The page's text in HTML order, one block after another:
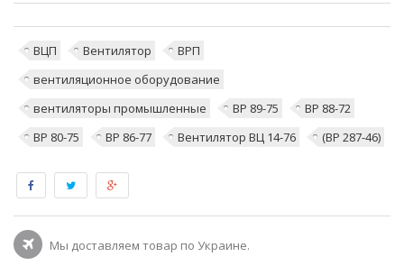
ВЦП Вентилятор
ВРП
вентиляционное оборудование
вентиляторы промышленные
ВР 89-75
ВР 88-72
ВР 80-75
ВР 86-77 Вентилятор ВЦ 14-76 (ВР 287-46)
Мы доставляем товар по Украине.